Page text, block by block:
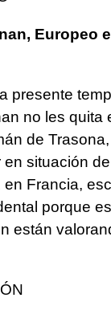
Europeo
presente
no les quita
de
situación
en Francia,
porque
están